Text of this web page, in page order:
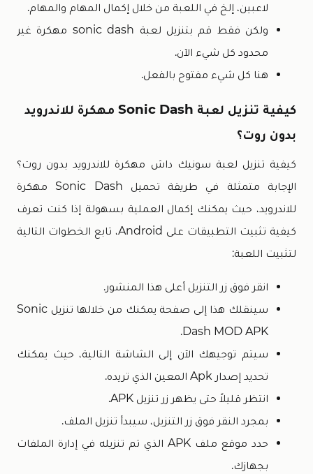
لاعبين، إلخ في اللعبة من خلال إكمال المهام والمهام.
ولكن فقط قم بتنزيل لعبة sonic dash مهكرة غير
محدود كل شيء الآن.
هنا كل شيء مفتوح بالفعل.
كيفية تنزيل لعبة Sonic Dash مهكرة للاندرويد
بدون روت؟
كيفية تنزيل لعبة سونيك داش مهكرة للاندرويد بدون روت؟
الإجابة متمثلة في طريقة تحميل Sonic Dash مهكرة
للاندرويد، حيث يمكنك إكمال العملية بسهولة إذا كنت تعرف
كيفية تثبيت التطبيقات على Android، تابع الخطوات التالية
لتثبيت اللعبة:
انقر فوق زر التنزيل أعلى هذا المنشور.
سينقلك هذا إلى صفحة يمكنك من خلالها تنزيل Sonic
Dash MOD APK.
سيتم توجيهك الآن إلى الشاشة التالية، حيث يمكنك
تحديد إصدار Apk المعين الذي تريده.
انتظر قليلاً حتى يظهر زر تنزيل APK.
بمجرد النقر فوق زر التنزيل، سيبدأ تنزيل الملف.
حدد موقع ملف APK الذي تم تنزيله في إدارة الملفات
بجهازك.